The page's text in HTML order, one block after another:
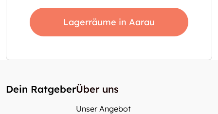
Lagerräume in Aarau
Dein RatgeberÜber uns
Unser Angebot